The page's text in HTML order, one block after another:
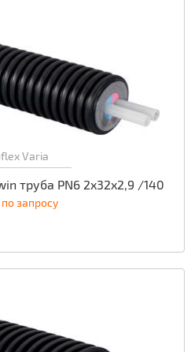
Varia
труба PN6 2x32x2,9 /140
запросу